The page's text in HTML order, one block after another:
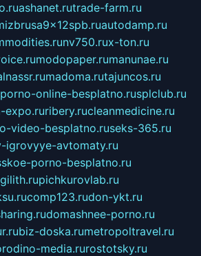
ashanet.rutrade-farm.ru
autodamp.ru
nv750.rux-ton.ru
modopaper.rumanunae.ru
madoma.rutajuncos.ru
porno-online-besplatno.rusplclub.ru
expo.ruribery.rucleanmedicine.ru
video-besplatno.ruseks-365.ru
igrovyye-avtomaty.ru
porno-besplatno.ru
pichkurovlab.ru
comp123.rudon-ykt.ru
domashnee-porno.ru
biz-doska.rumetropoltravel.ru
media.rurostotsky.ru